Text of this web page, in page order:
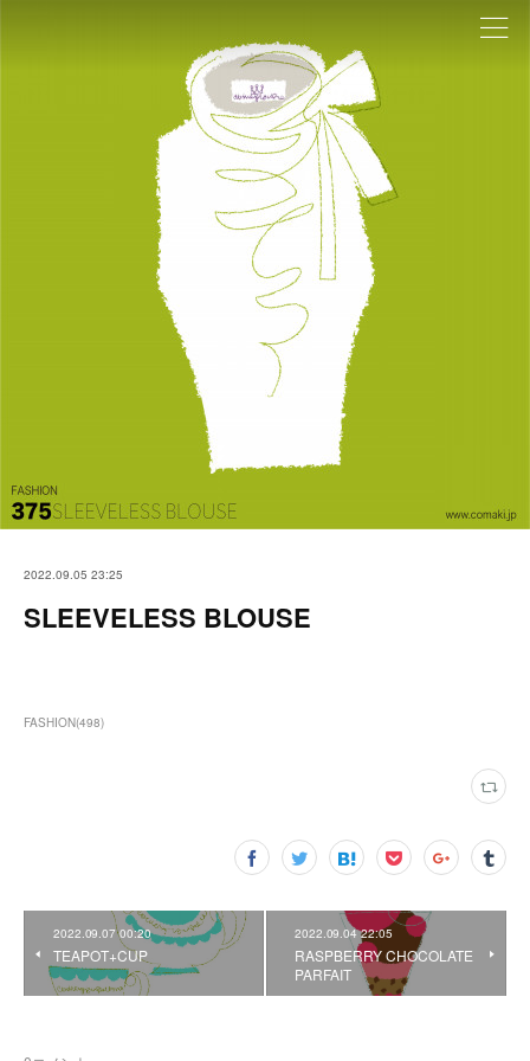
2022.09.05 23:25
SLEEVELESS BLOUSE
FASHION(498)
2022.09.07 00:20
TEAPOT+CUP
2022.09.04 22:05
RASPBERRY CHOCOLATE
PARFAIT